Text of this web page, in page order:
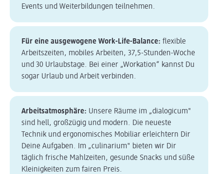
Events und Weiterbildungen teilnehmen.
Für eine ausgewogene Work-Life-Balance: flexible
Arbeitszeiten, mobiles Arbeiten, 37,5-Stunden-Woche
und 30 Urlaubstage. Bei einer „Workation“ kannst Du
sogar Urlaub und Arbeit verbinden.
Arbeitsatmosphäre: Unsere Räume im „dialogicum"
sind hell, großzügig und modern. Die neueste
Technik und ergonomisches Mobiliar erleichtern Dir
Deine Aufgaben. Im „culinarium" bieten wir Dir
täglich frische Mahlzeiten, gesunde Snacks und süße
Kleinigkeiten zum fairen Preis.